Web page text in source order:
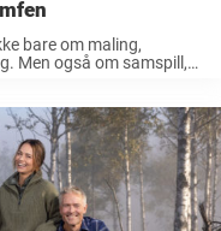
bare om maling,
Men også om samspill,
slit, oppturer og